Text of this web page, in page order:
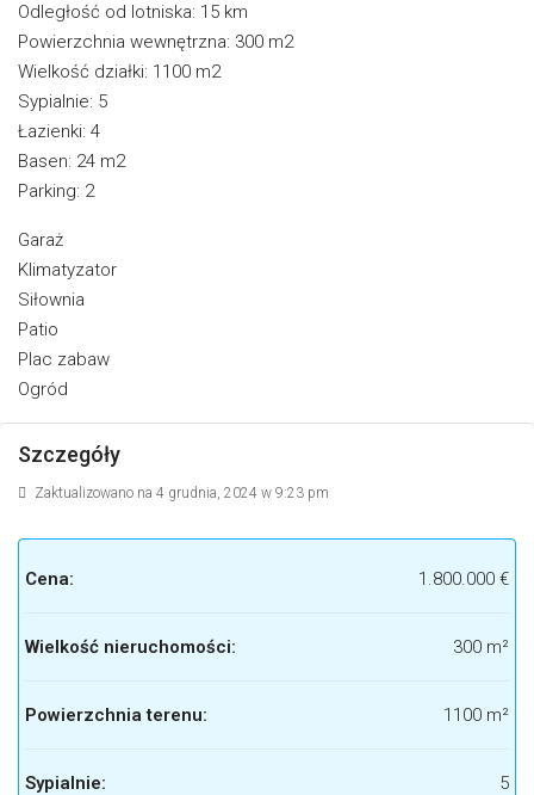
Odległość od lotniska: 15 km
Powierzchnia wewnętrzna: 300 m2
Wielkość działki: 1100 m2
Sypialnie: 5
Łazienki: 4
Basen: 24 m2
Parking: 2
Garaż
Klimatyzator
Siłownia
Patio
Plac zabaw
Ogród
Szczegóły
Zaktualizowano na 4 grudnia, 2024 w 9:23 pm
Cena: 1.800.000 €
Wielkość nieruchomości: 300 m²
Powierzchnia terenu: 1100 m²
Sypialnie: 5